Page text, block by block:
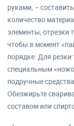
руками, –
количество
элементы, отрезки
чтобы в момент
порядке. Для
специальным
подручные
Обезжирьте
составом или